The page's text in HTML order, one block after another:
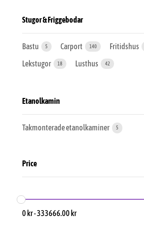
Stugor & Friggebodar
Bastu 5 Carport 140 Fritidshus
Lekstugor 18 Lusthus 42
Etanolkamin
Takmonterade etanolkaminer 5
Price
0 kr-333666.00 kr